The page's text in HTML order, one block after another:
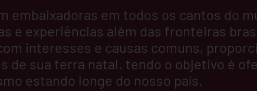
embaixadoras em todos os cantos do
e experiências além das fronteiras
interesses e causas comuns,
de sua terra natal. tendo o objetivo é
estando longe do nosso país.